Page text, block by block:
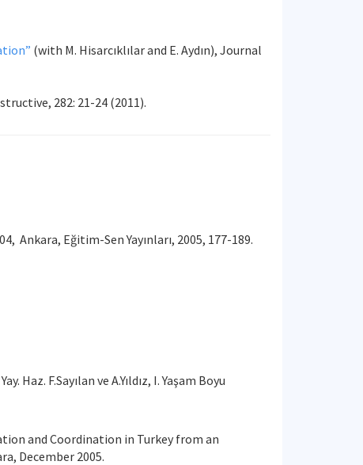
(with M. Hisarcıklılar and E. Aydın), Journal
282: 21-24 (2011).
Ankara, Eğitim-Sen Yayınları, 2005, 177-189.
F.Sayılan ve A.Yıldız, I. Yaşam Boyu
and Coordination in Turkey from an
December 2005.